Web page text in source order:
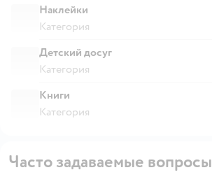
Наклейки
Категория
Детский досуг
Категория
Книги
Категория
Часто задаваемые вопросы